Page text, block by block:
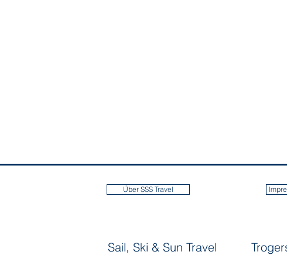
Über SSS Travel
Sail, Ski & Sun Travel